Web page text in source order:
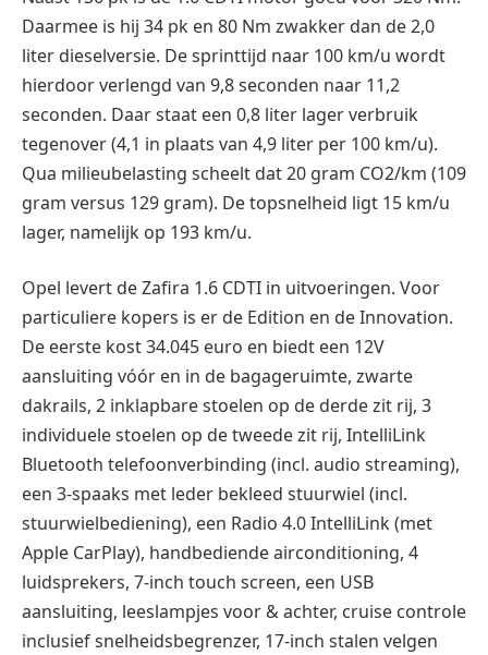
Daarmee is hij 34 pk en 80 Nm zwakker dan de 2,0
liter dieselversie. De sprinttijd naar 100 km/u wordt
hierdoor verlengd van 9,8 seconden naar 11,2
seconden. Daar staat een 0,8 liter lager verbruik
tegenover (4,1 in plaats van 4,9 liter per 100 km/u).
Qua milieubelasting scheelt dat 20 gram CO2/km (109
gram versus 129 gram). De topsnelheid ligt 15 km/u
lager, namelijk op 193 km/u.
Opel levert de Zafira 1.6 CDTI in uitvoeringen. Voor
particuliere kopers is er de Edition en de Innovation.
De eerste kost 34.045 euro en biedt een 12V
aansluiting vóór en in de bagageruimte, zwarte
dakrails, 2 inklapbare stoelen op de derde zit rij, 3
individuele stoelen op de tweede zit rij, IntelliLink
Bluetooth telefoonverbinding (incl. audio streaming),
een 3-spaaks met leder bekleed stuurwiel (incl.
stuurwielbediening), een Radio 4.0 IntelliLink (met
Apple CarPlay), handbediende airconditioning, 4
luidsprekers, 7-inch touch screen, een USB
aansluiting, leeslampjes voor & achter, cruise controle
inclusief snelheidsbegrenzer, 17-inch stalen velgen